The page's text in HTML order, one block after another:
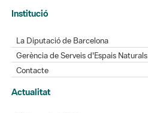
Institució
La Diputació de Barcelona
Gerència de Serveis d'Espais Naturals
Contacte
Actualitat